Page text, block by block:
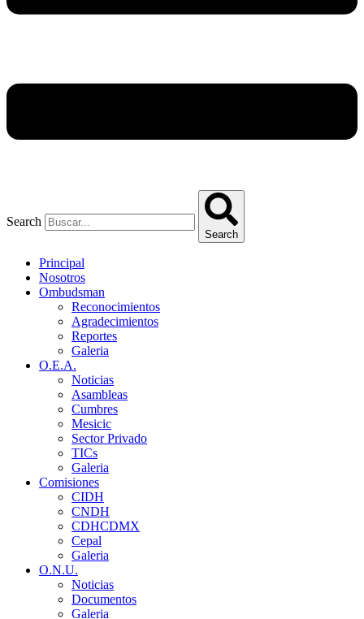
Search
Search
Principal
Nosotros
Ombudsman
Reconocimientos
Agradecimientos
Reportes
Galeria
O.E.A.
Noticias
Asambleas
Cumbres
Mesicic
Sector Privado
TICs
Galeria
Comisiones
CIDH
CNDH
CDHCDMX
Cepal
Galeria
O.N.U.
Noticias
Documentos
Galeria